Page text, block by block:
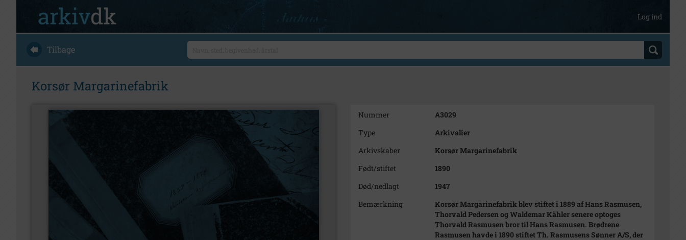
Log ind
Tilbage
Korsør Margarinefabrik
Nummer
A3029
Type
Arkivalier
Arkivskaber
Korsør Margarinefabrik
Født/stiftet
1890
Død/nedlagt
1947
Bemærkning
Korsør Margarinefabrik blev stiftet i 1889 af Hans Rasmusen,
Thorvald Pedersen og Waldemar Kähler senere optoges
Thorvald Rasmusen bror til Hans Rasmusen. Brødrene
Rasmusen havde i 1890 stiftet Th. Rasmusens Sønner A/S, der